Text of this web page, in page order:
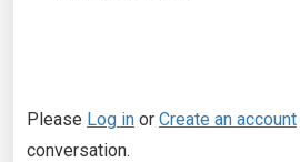
Please Log in or Create an account
conversation.